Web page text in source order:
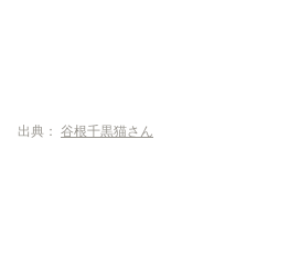
出典： 谷根千黒猫さん